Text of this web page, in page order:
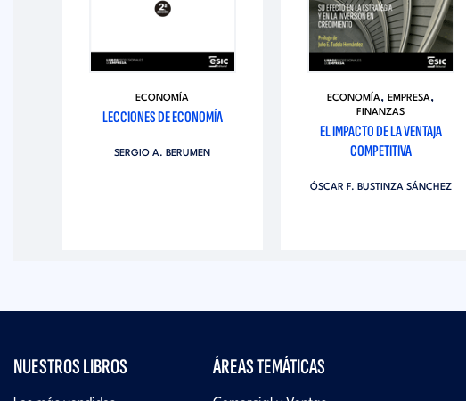
ECONOMÍA
LECCIONES DE ECONOMÍA
SERGIO A. BERUMEN
ECONOMÍA,EMPRESA,
FINANZAS
EL IMPACTO DE LA VENTAJA
COMPETITIVA
ÓSCAR F. BUSTINZA SÁNCHEZ
NUESTROS LIBROS ÁREAS TEMÁTICAS